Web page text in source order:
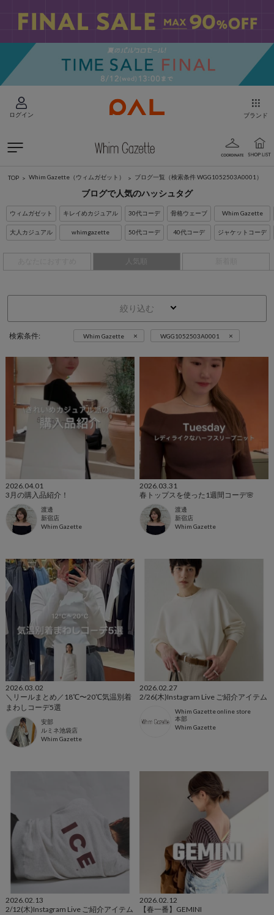
ログイン ブランド
TOP Whim Gazette（ウィムガゼット） ブログ一覧 （検索条件 WGG1052503A0001）
ブログで人気のハッシュタグ
ウィムガゼット
大人カジュアル
キレイめカジュアル
whimgazette
30代コーデ
50代コーデ
骨格ウェーブ
40代コーデ
Whim Gazette
ジャケットコーデ
人気順
絞り込む
検索条件: Whim Gazette × WGG1052503A0001 ×
2026.04.01
3月の購入品紹介！
渡邊
新宿店
Whim Gazette
2026.03.31
春トップスを使った1週間コーデ🌸
渡邊
新宿店
Whim Gazette
2026.03.02
＼リールまとめ／18℃〜20℃気温別着
まわしコーデ5選
安部
ルミネ池袋店
Whim Gazette
2026.02.27
2/26(木)Instagram Live ご紹介アイテム
Whim Gazette online store
本部
Whim Gazette
2026.02.13
2/12(木)Instagram Live ご紹介アイテム
2026.02.12
【春一番】GEMINI